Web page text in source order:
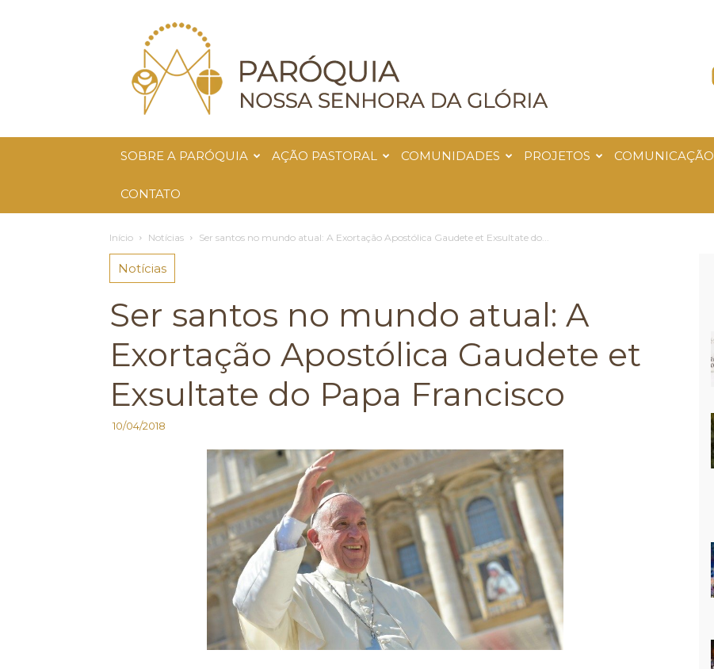
Paróquia
Nossa
Senhora
da
Glória
SOBRE A PARÓQUIA AÇÃO PASTORAL COMUNIDADES PROJETOS COMUNICAÇÃO
CONTATO
Início Notícias Ser santos no mundo atual: A Exortação Apostólica Gaudete et Exsultate do...
Notícias
Ser santos no mundo atual: A
Exortação Apostólica Gaudete et
Exsultate do Papa Francisco
10/04/2018